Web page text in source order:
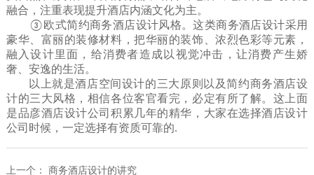
融合，注重表现提升酒店内涵文化为主。
③ 欧式简约商务酒店设计风格。这类商务酒店设计采用
豪华、富丽的装修材料，把华丽的装饰、浓烈色彩等元素，
融入设计里面，给消费者造成以视觉冲击，让消费产生娇
奢、安逸的生活。
以上就是酒店空间设计的三大原则以及简约商务酒店设
计的三大风格，相信各位客官看完，必定有所了解。这上面
是品彦酒店设计公司积累几年的精华，大家在选择酒店设计
公司时候，一定选择有资质可靠的.
上一个： 商务酒店设计的讲究